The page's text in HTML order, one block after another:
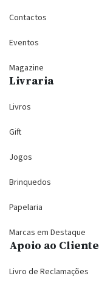
Contactos
Eventos
Magazine
Livraria
Livros
Gift
Jogos
Brinquedos
Papelaria
Marcas em Destaque
Apoio ao Cliente
Livro de Reclamações